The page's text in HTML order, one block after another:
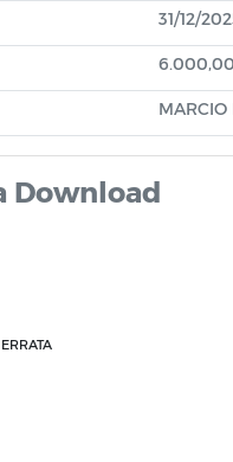
31/12/
6.000,00
MARCIO
Download